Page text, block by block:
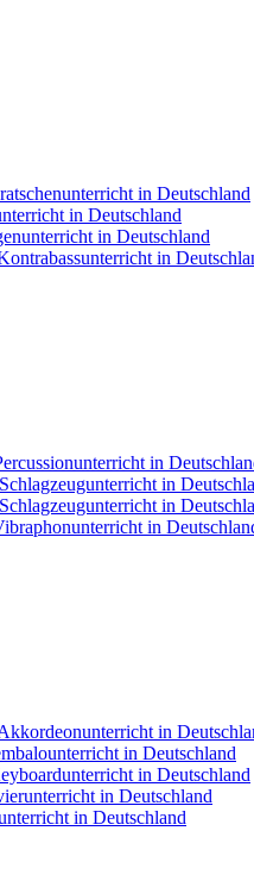
in Deutschland
in Deutschland
in Deutschland
in
in
in
in
in
in
in Deutschland
in Deutschland
in Deutschland
in Deutschland